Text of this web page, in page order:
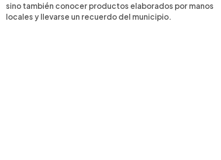
sino también conocer productos elaborados por manos
locales y llevarse un recuerdo del municipio.